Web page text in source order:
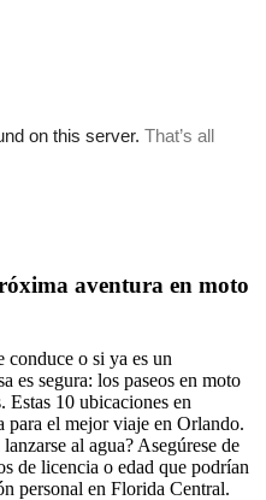
aventura en moto
conduce o si ya es un
es segura: los paseos en moto
Estas 10 ubicaciones en
para el mejor viaje en Orlando.
al agua? Asegúrese de
de licencia o edad que podrían
personal en Florida Central.